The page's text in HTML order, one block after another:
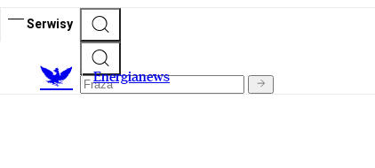
Serwisy
Energianews